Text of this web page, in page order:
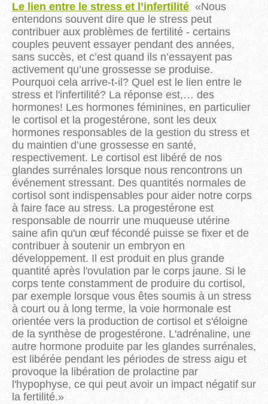
Le lien entre le stress et l’infertilité «Nous
entendons souvent dire que le stress peut
contribuer aux problèmes de fertilité - certains
couples peuvent essayer pendant des années,
sans succès, et c’est quand ils n’essayent pas
activement qu’une grossesse se produise.
Pourquoi cela arrive-t-il? Quel est le lien entre le
stress et l'infertilité? La réponse est,… des
hormones! Les hormones féminines, en particulier
le cortisol et la progestérone, sont les deux
hormones responsables de la gestion du stress et
du maintien d’une grossesse en santé,
respectivement. Le cortisol est libéré de nos
glandes surrénales lorsque nous rencontrons un
événement stressant. Des quantités normales de
cortisol sont indispensables pour aider notre corps
à faire face au stress. La progestérone est
responsable de nourrir une muqueuse utérine
saine afin qu'un œuf fécondé puisse se fixer et de
contribuer à soutenir un embryon en
développement. Il est produit en plus grande
quantité après l'ovulation par le corps jaune. Si le
corps tente constamment de produire du cortisol,
par exemple lorsque vous êtes soumis à un stress
à court ou à long terme, la voie hormonale est
orientée vers la production de cortisol et s'éloigne
de la synthèse de progestérone. L'adrénaline, une
autre hormone produite par les glandes surrénales,
est libérée pendant les périodes de stress aigu et
provoque la libération de prolactine par
l'hypophyse, ce qui peut avoir un impact négatif sur
la fertilité.»